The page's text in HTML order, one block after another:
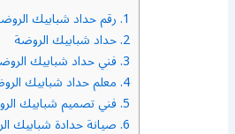
1. رقم حداد شبابيك
2. حداد شبابيك الروضة
3. فني حداد شبابيك
4. معلم حداد شبابيك
5. فني تصميم شبابيك
6. صيانة حدادة شبابيك